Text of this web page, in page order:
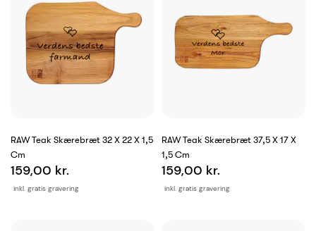
RAW Teak Skærebræt 32 X 22 X 1,5
Cm
inkl. gratis gravering
159,00 kr.
RAW Teak Skærebræt 37,5 X 17 X
1,5 Cm
inkl. gratis gravering
159,00 kr.